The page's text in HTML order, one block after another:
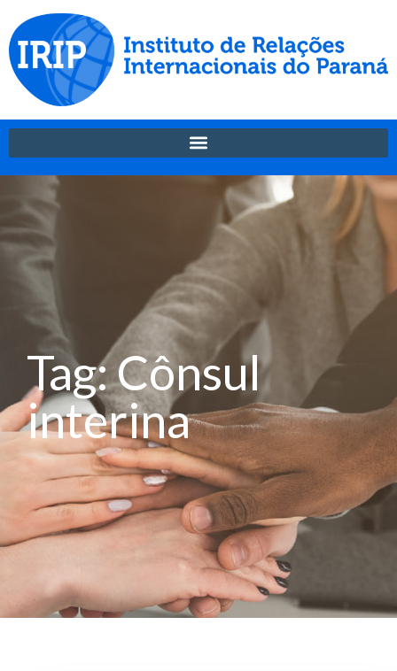
Tag: Cônsul
interina